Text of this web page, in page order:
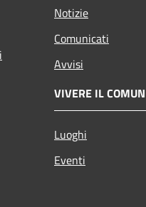
Notizie
Comunicati
Avvisi
VIVERE IL
Luoghi
Eventi